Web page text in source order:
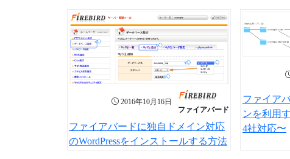
2016年10月16日
ファイアバード
ファイアバードに独自ドメイン対応
のWordPressをインストールする方法
ファイア
ンを利用
4社対応〜